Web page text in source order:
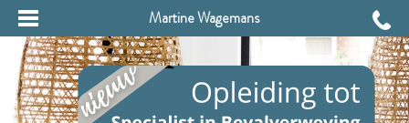
Martine Wagemans